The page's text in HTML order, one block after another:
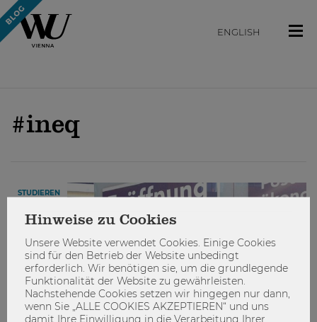
ENGLISH
#ineq
STUDIEREN
Hinweise zu Cookies
Unsere Website verwendet Cookies. Einige Cookies
sind für den Betrieb der Website unbedingt
erforderlich. Wir benötigen sie, um die grundlegende
Funktionalität der Website zu gewährleisten.
Nachstehende Cookies setzen wir hingegen nur dann,
wenn Sie „ALLE COOKIES AKZEPTIEREN“ und uns
damit Ihre Einwilligung in die Verarbeitung Ihrer